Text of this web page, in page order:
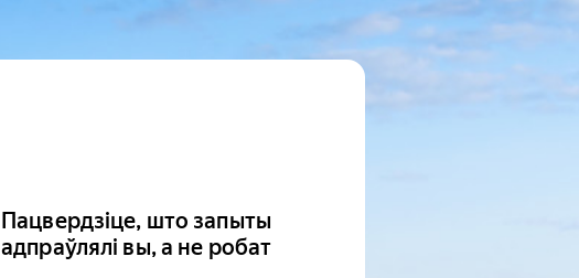
Пацвердзіце, што запыты
адпраўлялі вы, а не робат